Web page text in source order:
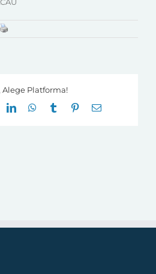
Alege Platforma!
LinkedInWhatsApp
Tumblr Pinterest
E-